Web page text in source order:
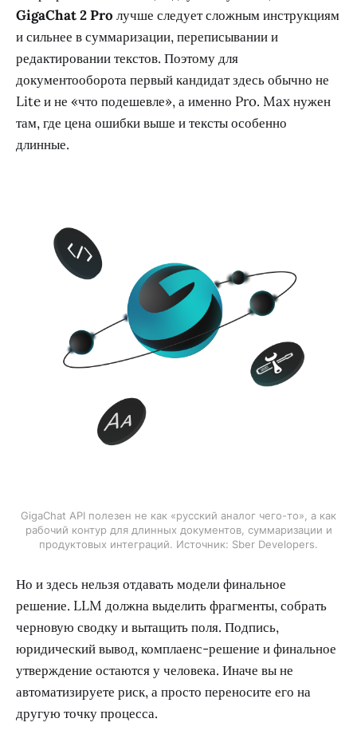
GigaChat 2 Pro лучше следует сложным инструкциям
и сильнее в суммаризации, переписывании и
редактировании текстов. Поэтому для
документооборота первый кандидат здесь обычно не
Lite и не «что подешевле», а именно Pro. Max нужен
там, где цена ошибки выше и тексты особенно
длинные.
GigaChat API полезен не как «русский аналог чего-то», а как
рабочий контур для длинных документов, суммаризации и
продуктовых интеграций. Источник: Sber Developers.
Но и здесь нельзя отдавать модели финальное
решение. LLM должна выделить фрагменты, собрать
черновую сводку и вытащить поля. Подпись,
юридический вывод, комплаенс-решение и финальное
утверждение остаются у человека. Иначе вы не
автоматизируете риск, а просто переносите его на
другую точку процесса.